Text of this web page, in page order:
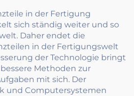
in der Fertigung
sich ständig weiter und so
Daher endet die
in der Fertigungswelt
der Technologie bringt
Methoden zur
mit sich. Der
und Computersystemen